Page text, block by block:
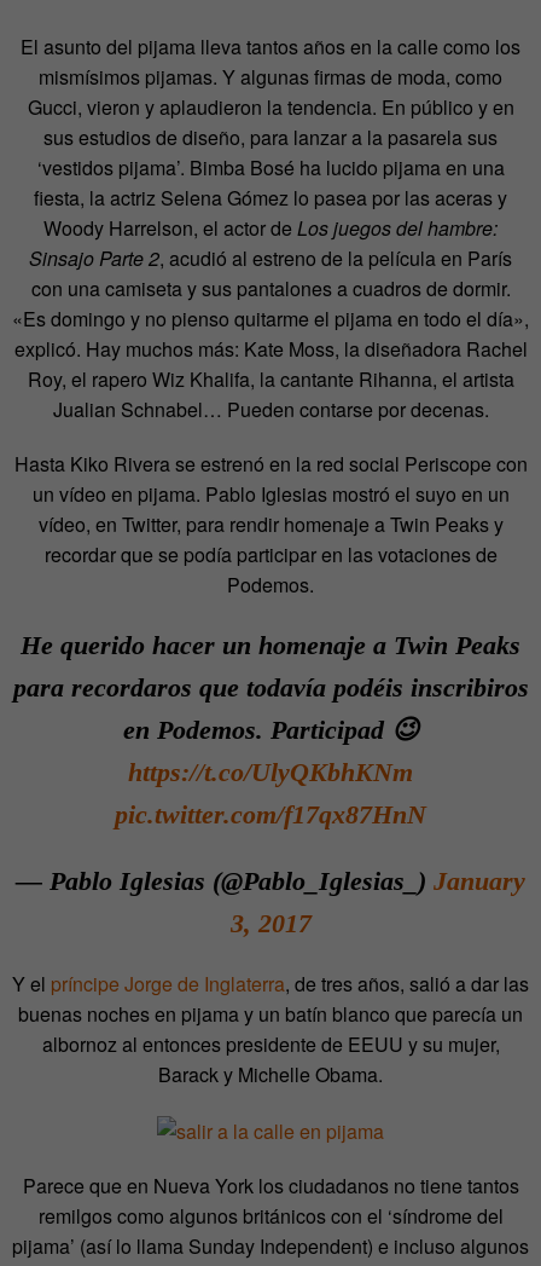
El asunto del pijama lleva tantos años en la calle como los
mismísimos pijamas. Y algunas firmas de moda, como
Gucci, vieron y aplaudieron la tendencia. En público y en
sus estudios de diseño, para lanzar a la pasarela sus
‘vestidos pijama’. Bimba Bosé ha lucido pijama en una
fiesta, la actriz Selena Gómez lo pasea por las aceras y
Woody Harrelson, el actor de Los juegos del hambre:
Sinsajo Parte 2, acudió al estreno de la película en París
con una camiseta y sus pantalones a cuadros de dormir.
«Es domingo y no pienso quitarme el pijama en todo el día»,
explicó. Hay muchos más: Kate Moss, la diseñadora Rachel
Roy, el rapero Wiz Khalifa, la cantante Rihanna, el artista
Jualian Schnabel… Pueden contarse por decenas.
Hasta Kiko Rivera se estrenó en la red social Periscope con
un vídeo en pijama. Pablo Iglesias mostró el suyo en un
vídeo, en Twitter, para rendir homenaje a Twin Peaks y
recordar que se podía participar en las votaciones de
Podemos.
He querido hacer un homenaje a Twin Peaks
para recordaros que todavía podéis inscribiros
en Podemos. Participad 😉
https://t.co/UlyQKbhKNm
pic.twitter.com/f17qx87HnN
— Pablo Iglesias (@Pablo_Iglesias_) January
3, 2017
Y el príncipe Jorge de Inglaterra, de tres años, salió a dar las
buenas noches en pijama y un batín blanco que parecía un
albornoz al entonces presidente de EEUU y su mujer,
Barack y Michelle Obama.
Parece que en Nueva York los ciudadanos no tiene tantos
remilgos como algunos británicos con el ‘síndrome del
pijama’ (así lo llama Sunday Independent) e incluso algunos